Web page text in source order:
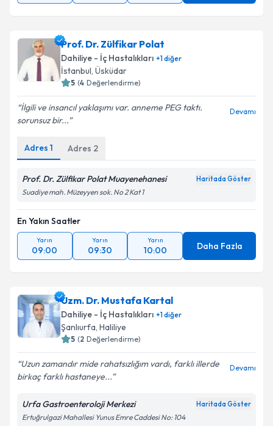
Prof. Dr. Zülfikar Polat
Dahiliye - İç Hastalıkları +1diğer
İstanbul, Üsküdar
5 (4 Değerlendirme)
İlgili ve insancıl yaklaşımı var. anneme PEG taktı.
sorunsuz bir...
Devamı
Adres 1 Adres 2
Prof. Dr. Zülfikar Polat Muayenehanesi Haritada Göster
Suadiye mah. Müzeyyen sok. No 2 Kat 1
En Yakın Saatler
Yarın
09:00
Yarın
09:30
Yarın
10:00 Daha Fazla
Uzm. Dr. Mustafa Kartal
Dahiliye - İç Hastalıkları +1diğer
Şanlıurfa, Haliliye
5 (2 Değerlendirme)
Uzun zamandır mide rahatsızlığım vardı, farklı illerde
birkaç farklı hastaneye...
Devamı
Urfa Gastroenteroloji Merkezi Haritada Göster
Ertuğrulgazi Mahallesi Yunus Emre Caddesi No: 104